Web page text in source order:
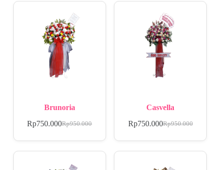
Brunoria
Rp950.000
Rp750.000
Casvella
Rp950.000
Rp750.000